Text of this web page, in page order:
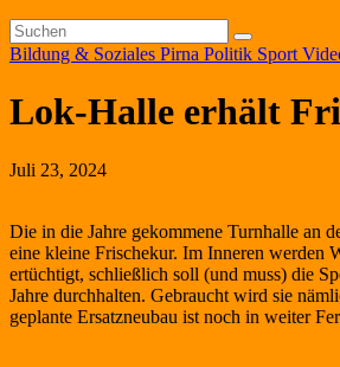
Bildung & Soziales Pirna Politik Sport
Lok-Halle erhält
Juli 23, 2024
Die in die Jahre gekommene Turnhalle an
eine kleine Frischekur. Im Inneren werden
ertüchtigt, schließlich soll (und muss) die
Jahre durchhalten. Gebraucht wird sie
geplante Ersatzneubau ist noch in weiter